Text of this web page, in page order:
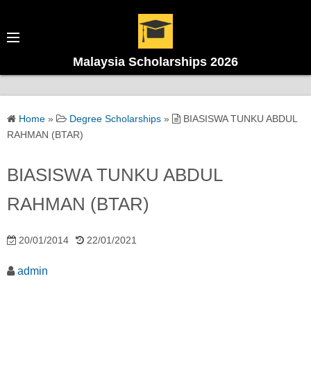
Malaysia Scholarships 2026
Home » Degree Scholarships »
BIASISWA TUNKU ABDUL
RAHMAN (BTAR)
BIASISWA TUNKU ABDUL
RAHMAN (BTAR)
20/01/2014 22/01/2021
admin